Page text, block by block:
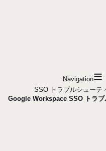
Navigation
SSO トラブルシューテ
Google Workspace SSO トラブ